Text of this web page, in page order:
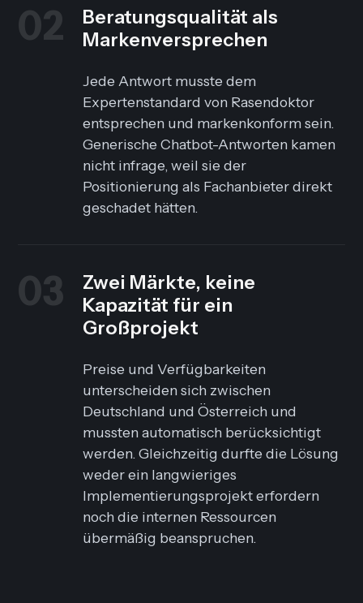
02
Beratungsqualität als
Markenversprechen
Jede Antwort musste dem
Expertenstandard von Rasendoktor
entsprechen und markenkonform sein.
Generische Chatbot-Antworten kamen
nicht infrage, weil sie der
Positionierung als Fachanbieter direkt
geschadet hätten.
03
Zwei Märkte, keine
Kapazität für ein
Großprojekt
Preise und Verfügbarkeiten
unterscheiden sich zwischen
Deutschland und Österreich und
mussten automatisch berücksichtigt
werden. Gleichzeitig durfte die Lösung
weder ein langwieriges
Implementierungsprojekt erfordern
noch die internen Ressourcen
übermäßig beanspruchen.